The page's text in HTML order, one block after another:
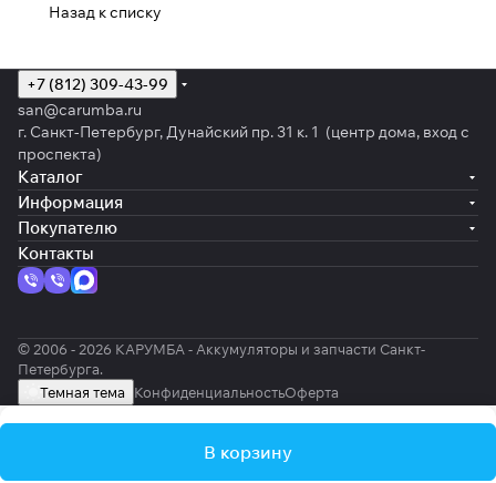
Назад к списку
В корзину
+7 (812) 309-43-99
san@carumba.ru
г. Санкт-Петербург, Дунайский пр. 31 к. 1 (центр дома, вход с
проспекта)
Каталог
Информация
Покупателю
Контакты
© 2006 - 2026 КАРУМБА - Аккумуляторы и запчасти Санкт-
Петербурга.
Темная тема
КонфиденциальностьОферта